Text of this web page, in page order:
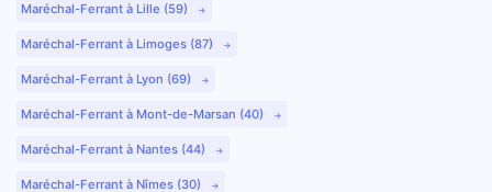
Maréchal-Ferrant à Lille (59)
Maréchal-Ferrant à Limoges (87)
Maréchal-Ferrant à Lyon (69)
Maréchal-Ferrant à Mont-de-Marsan (40)
Maréchal-Ferrant à Nantes (44)
Maréchal-Ferrant à Nîmes (30)